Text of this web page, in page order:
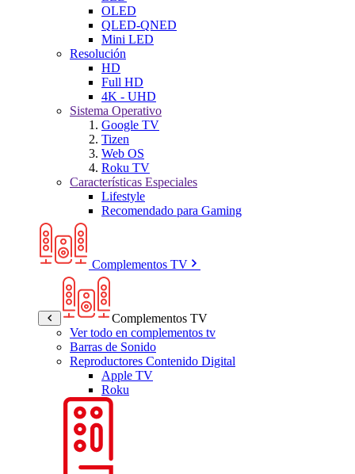
OLED
QLED-QNED
Mini LED
Resolución
HD
Full HD
4K - UHD
Sistema Operativo
Google TV
Tizen
Web OS
Roku TV
Características Especiales
Lifestyle
Recomendado para Gaming
Complementos TV
Complementos TV
Ver todo en complementos tv
Barras de Sonido
Reproductores Contenido Digital
Apple TV
Roku